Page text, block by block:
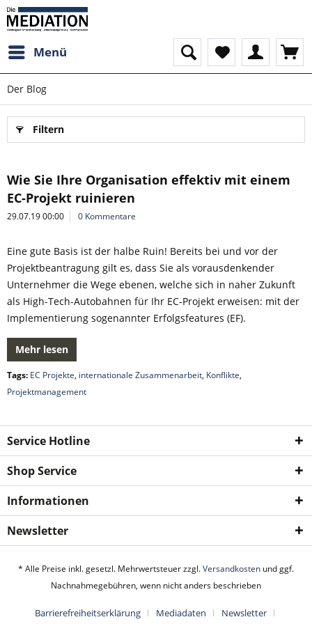
Menü
Der Blog
Filtern
Wie Sie Ihre Organisation effektiv mit einem
EC-Projekt ruinieren
29.07.19 00:00 0 Kommentare
Eine gute Basis ist der halbe Ruin! Bereits bei und vor der
Projektbeantragung gilt es, dass Sie als vorausdenkender
Unternehmer die Wege ebenen, welche sich in naher Zukunft
als High-Tech-Autobahnen für Ihr EC-Projekt erweisen: mit der
Implementierung sogenannter Erfolgsfeatures (EF).
Mehr lesen
Tags: EC Projekte, internationale Zusammenarbeit, Konflikte,
Projektmanagement
Service Hotline
Shop Service
Informationen
Newsletter
* Alle Preise inkl. gesetzl. Mehrwertsteuer zzgl.Versandkosten und ggf.
Nachnahmegebühren, wenn nicht anders beschrieben
Barrierefreiheitserklärung Mediadaten Newsletter